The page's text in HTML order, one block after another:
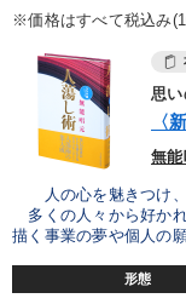
優秀各社の智恵と戦
若手異才経営者の発
リーダーの器量を学
※価格はすべて税込み
思い
〈
無能
人の心を魅きつけ、
多くの人々から好か
描く事業の夢や個人の
形態